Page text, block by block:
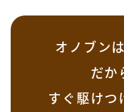
オノブン
だか
すぐ駆けつ